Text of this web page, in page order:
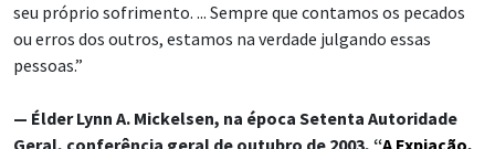
seu próprio sofrimento. ... Sempre que contamos os pecados
ou erros dos outros, estamos na verdade julgando essas
pessoas.”
— Élder Lynn A. Mickelsen, na época Setenta Autoridade